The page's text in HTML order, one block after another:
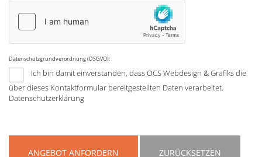
Datenschutzgrundverordnung (DSGVO):
Ich bin damit einverstanden, dass OCS Webdesign & Grafiks die
über dieses Kontaktformular bereitgestellten Daten verarbeitet.
Datenschutzerklärung
ANGEBOT ANFORDERN ZURÜCKSETZEN